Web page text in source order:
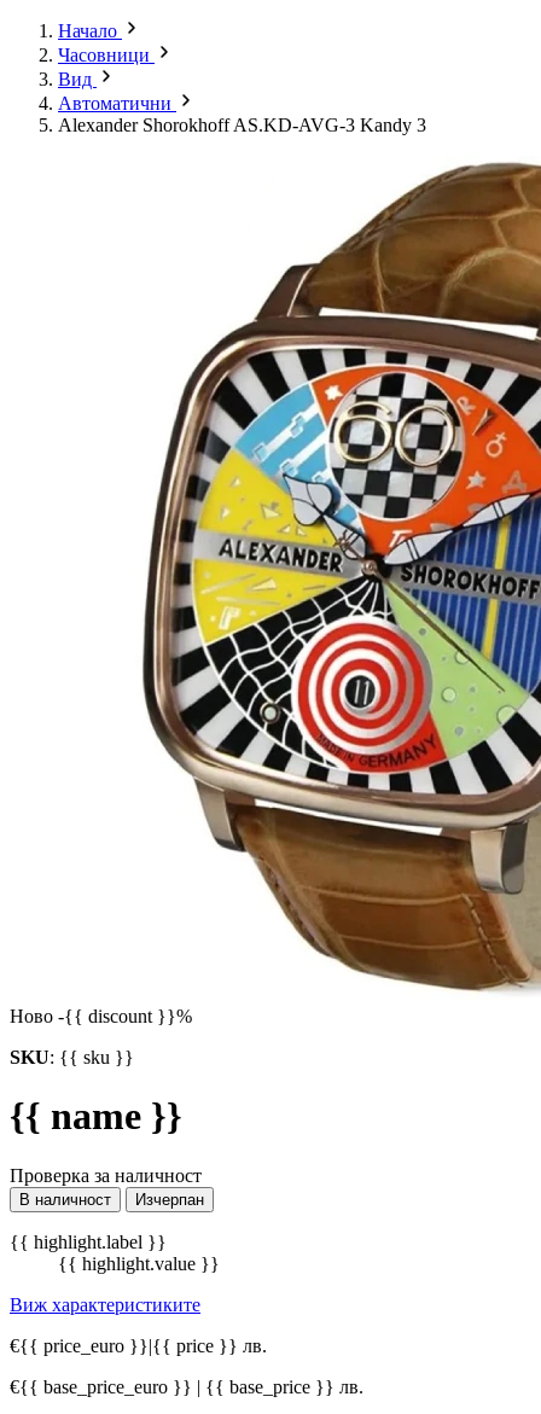
Начало
Часовници
Вид
Автоматични
Alexander Shorokhoff AS.KD-AVG-3 Kandy 3
Ново -{{ discount }}%
SKU: {{ sku }}
{{ name }}
Проверка за наличност
В наличност Изчерпан
{{ highlight.label }}
{{ highlight.value }}
Виж характеристиките
€{{ price_euro }}|{{ price }} лв.
€{{ base_price_euro }} | {{ base_price }} лв.